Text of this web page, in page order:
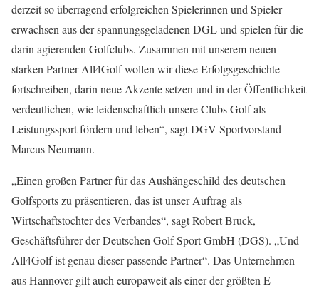
derzeit so überragend erfolgreichen Spielerinnen und Spieler
erwachsen aus der spannungsgeladenen DGL und spielen für die
darin agierenden Golfclubs. Zusammen mit unserem neuen
starken Partner All4Golf wollen wir diese Erfolgsgeschichte
fortschreiben, darin neue Akzente setzen und in der Öffentlichkeit
verdeutlichen, wie leidenschaftlich unsere Clubs Golf als
Leistungssport fördern und leben“, sagt DGV-Sportvorstand
Marcus Neumann.
„Einen großen Partner für das Aushängeschild des deutschen
Golfsports zu präsentieren, das ist unser Auftrag als
Wirtschaftstochter des Verbandes“, sagt Robert Bruck,
Geschäftsführer der Deutschen Golf Sport GmbH (DGS). „Und
All4Golf ist genau dieser passende Partner“. Das Unternehmen
aus Hannover gilt auch europaweit als einer der größten E-